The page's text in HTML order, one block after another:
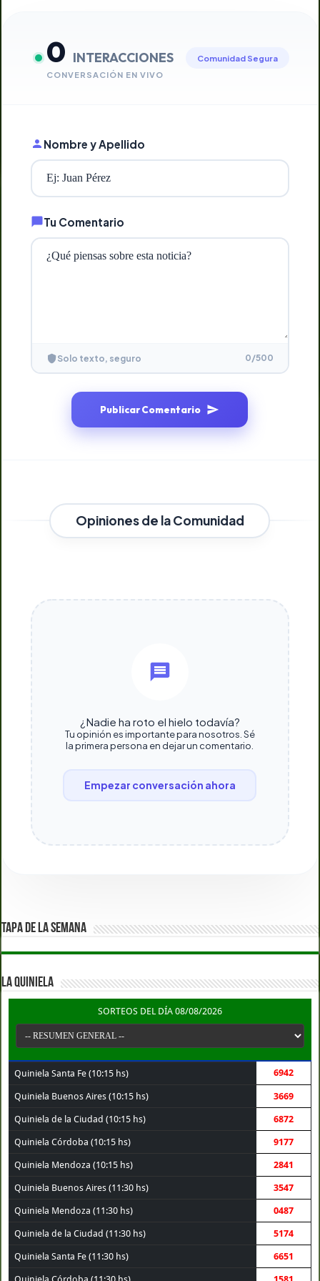
0 INTERACCIONES
CONVERSACIÓN EN VIVO
Comunidad Segura
Nombre y Apellido
Tu Comentario
Solo texto, seguro 0/500
Publicar Comentario
Opiniones de la Comunidad
¿Nadie ha roto el hielo todavía?
Tu opinión es importante para nosotros. Sé
la primera persona en dejar un comentario.
Empezar conversación ahora
TAPA DE LA SEMANA
LA QUINIELA
SORTEOS DEL DÍA 08/08/2026
Quiniela Santa Fe (10:15 hs) 6942
Quiniela Buenos Aires (10:15 hs) 3669
Quiniela de la Ciudad (10:15 hs) 6872
Quiniela Córdoba (10:15 hs) 9177
Quiniela Mendoza (10:15 hs) 2841
Quiniela Buenos Aires (11:30 hs) 3547
Quiniela Mendoza (11:30 hs) 0487
Quiniela de la Ciudad (11:30 hs) 5174
Quiniela Santa Fe (11:30 hs) 6651